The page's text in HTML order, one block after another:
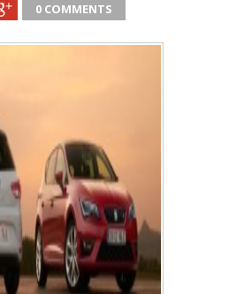
0 COMMENTS